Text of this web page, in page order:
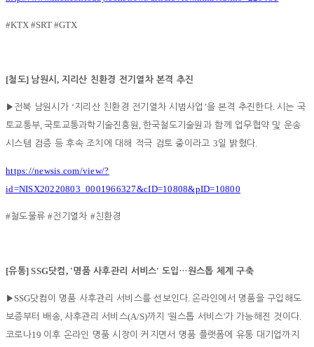
#KTX #SRT #GTX
[철도] 남원시, 지리산 친환경 전기열차 본격 추진
▶ 전북 남원시가 ‘지리산 친환경 전기열차 시범사업 ’을 본격 추진한다. 시는 국
토교통부,국토교통과학기술진흥원 , 한국철도기술원과 함께 업무협약 및 운송
시스템 검증 등 후속 조치에 대해 적극 검토 중이라고 3일 밝혔다.
https://newsis.com/view/?
id=NISX20220803_0001966327&cID=10808&pID=10800
#철도물류#전기열차 #친환경
[유통] SSG닷컴, '명품 사후관리 서비스' 도입…원스톱 체계 구축
▶ SSG닷컴이 명품 사후관리 서비스를 선보인다.온라인에서 명품을 구입해도
보증부터 배송, 사후관리 서비스(A/S)까지 '원스톱 서비스'가 가능해진 것이다.
코로나19 이후 온라인 명품 시장이 커지면서 명품 플랫폼에 유통 대기업까지